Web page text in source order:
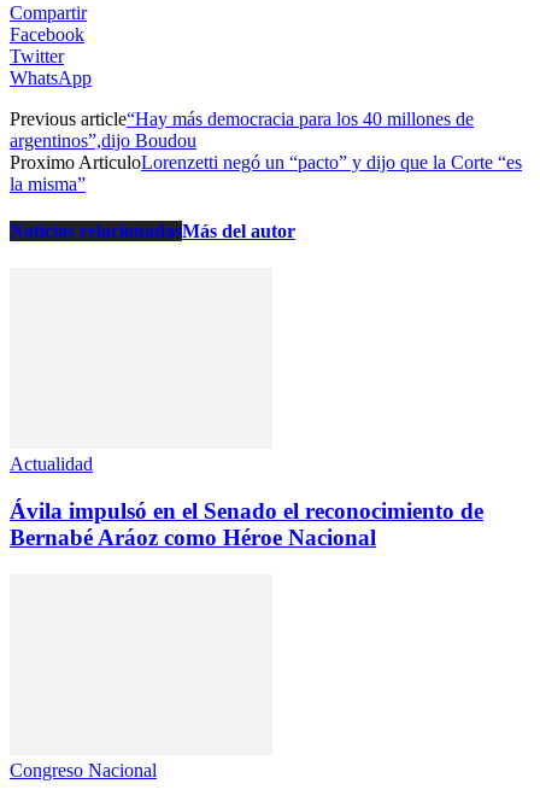
Compartir
Facebook
Twitter
WhatsApp
Previous article“Hay más democracia para los 40 millones de
argentinos”,dijo Boudou
Proximo ArticuloLorenzetti negó un “pacto” y dijo que la Corte “es
la misma”
Noticias relacionadasMás del autor
Actualidad
Ávila impulsó en el Senado el reconocimiento de
Bernabé Aráoz como Héroe Nacional
Congreso Nacional